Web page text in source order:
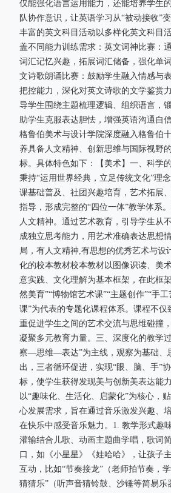
仅能强化语言运用能力，还能培养学生
队协作意识，让英语学习从“被动接收”变
丰富的英文科目活动以多样化英文科目
盖不同能力训练需求：英文词神比赛：
词汇记忆兴趣，拓展词汇储备，强化单
文诗歌朗诵比赛：鼓励学生融入情感与
把控能力，深化对英文诗歌的文学鉴赏
导学生围绕主题梳理逻辑、组织语言，
助学生克服表达胆怯，增强英语沟通自
格鲁伯美术与设计学院深度融入格鲁伯
养具备人文精神、创新思维与国际视野
标。具体特色如下：【美术】一、科学
秉持“运用世界经典，立足传统文化”理
课基础普及、社团兴趣培育，艺术拓展
指导，形成完整的“四位一体”教学体系
人文精神。通过艺术教育，引导学生从
成独立思考能力，用艺术准确表达思想
局，有人文精神,有思想的优秀艺术与设
化的校本教材校本教材以图像识读、美
意实践、文化理解为基本框架，在此框
然美育”“博物馆艺术课”“主题创作”“手
课”为代表的专题化课程体系。课程不仅
重促进学生之间的艺术交流与思维碰撞
凝聚多元教育力量。三、深度化的教学
察—思维—表达”为主线，观察为基础、
出，三者循环促进，实现“眼、脑、手”
标，使学生获得发现美与创新美表达能
以“趣味化、生活化、启蒙化”为核心，
心发展需求，旨在通过音乐激发兴趣、
在快乐中感受音乐魅力。1. 教学形式趣
灌输结合儿歌、动画主题曲学唱，歌词
口，如《小星星》《娃哈哈》，让孩子
互动，比如“节奏接龙”（老师拍节奏，
猜猜乐”（听声音猜铃鼓、沙锤等简易